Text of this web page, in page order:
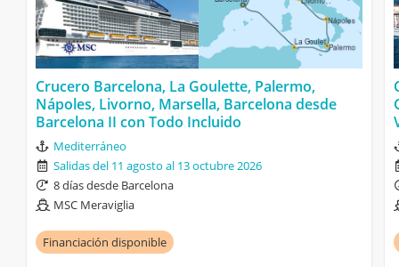
Crucero Barcelona, La Goulette, Palermo,
Nápoles, Livorno, Marsella, Barcelona desde
Barcelona II con Todo Incluido
Mediterráneo
Salidas del 11 agosto al 13 octubre 2026
8 días desde Barcelona
MSC Meraviglia
Financiación disponible